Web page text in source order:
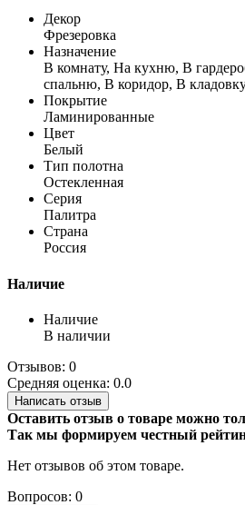
Декор
Фрезеровка
Назначение
В комнату, На кухню, В
спальню, В коридор, В
Покрытие
Ламинированные
Цвет
Белый
Тип полотна
Остекленная
Серия
Палитра
Страна
Россия
Наличие
Наличие
В наличии
Отзывов: 0
Средняя оценка: 0.0
Написать отзыв
Оставить отзыв о товаре можно
Так мы формируем честный
Нет отзывов об этом товаре.
Вопросов: 0